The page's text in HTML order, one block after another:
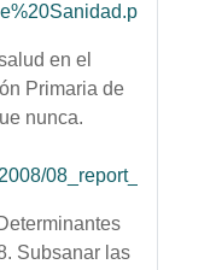
en el
Primaria de
nunca.
08_report_es.pdf
Subsanar las